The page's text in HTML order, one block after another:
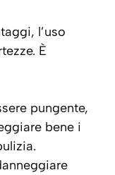
l’uso
È
pungente,
bene i